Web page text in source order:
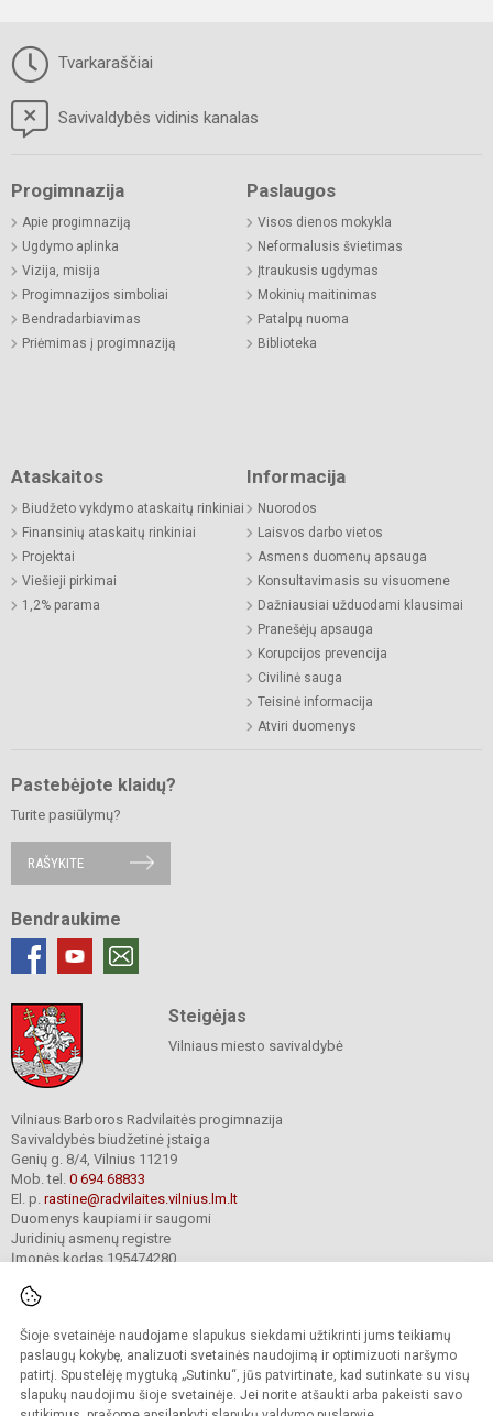
Šioje svetainėje naudojame slapukus siekdami užtikrinti jums teikiamų
paslaugų kokybę, analizuoti svetainės naudojimą ir optimizuoti naršymo
patirtį. Spustelėję mygtuką „Sutinku“, jūs patvirtinate, kad sutinkate su visų
slapukų naudojimu šioje svetainėje. Jei norite atšaukti arba pakeisti savo
Tvarkaraščiai
Savivaldybės vidinis kanalas
Progimnazija
Apie progimnaziją
Ugdymo aplinka
Vizija, misija
Progimnazijos simboliai
Bendradarbiavimas
Priėmimas į progimnaziją
Paslaugos
Visos dienos mokykla
Neformalusis švietimas
Įtraukusis ugdymas
Mokinių maitinimas
Patalpų nuoma
Biblioteka
Ataskaitos
Biudžeto vykdymo ataskaitų rinkiniai
Finansinių ataskaitų rinkiniai
Projektai
Viešieji pirkimai
1,2% parama
Informacija
Nuorodos
Laisvos darbo vietos
Asmens duomenų apsauga
Konsultavimasis su visuomene
Dažniausiai užduodami klausimai
Pranešėjų apsauga
Korupcijos prevencija
Civilinė sauga
Teisinė informacija
Atviri duomenys
Pastebėjote klaidų?
Turite pasiūlymų?
RAŠYKITE
Bendraukime
Steigėjas
Vilniaus miesto savivaldybė
Vilniaus Barboros Radvilaitės progimnazija
Savivaldybės biudžetinė įstaiga
Genių g. 8/4, Vilnius 11219
Mob. tel. 0 694 68833
El. p. rastine@radvilaites.vilnius.lm.lt
Duomenys kaupiami ir saugomi
Juridinių asmenų registre
Įmonės kodas 195474280
© 2023. Vilniaus Barboros Radvilaitės progimnazija. Visos teisės saugomos.
Kopijuoti turinį be raštiško įstaigos administracijos sutikimo griežtai draudžiama.
Prieinamumo paraiška Slapukų valdymas